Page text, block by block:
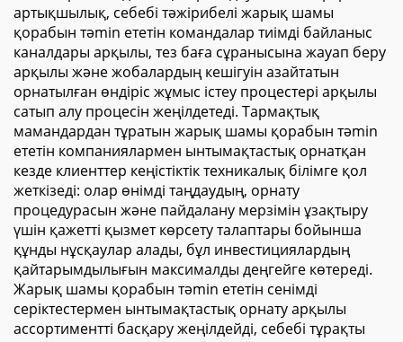
артықшылық, себебі тәжірибелі жарық шамы
қорабын тәmin ететін командалар тиімді байланыс
каналдары арқылы, тез баға сұранысына жауап беру
арқылы және жобалардың кешігуін азайтатын
орнатылған өндіріс жұмыс істеу процестері арқылы
сатып алу процесін жеңілдетеді. Тармақтық
мамандардан тұратын жарық шамы қорабын тәmin
ететін компаниялармен ынтымақтастық орнатқан
кезде клиенттер кеңістіктік техникалық білімге қол
жеткізеді: олар өнімді таңдаудың, орнату
процедурасын және пайдалану мерзімін ұзақтыру
үшін қажетті қызмет көрсету талаптары бойынша
құнды нұсқаулар алады, бұл инвестициялардың
қайтарымдылығын максималды деңгейге көтереді.
Жарық шамы қорабын тәmin ететін сенімді
серіктестермен ынтымақтастық орнату арқылы
ассортиментті басқару жеңілдейді, себебі тұрақты